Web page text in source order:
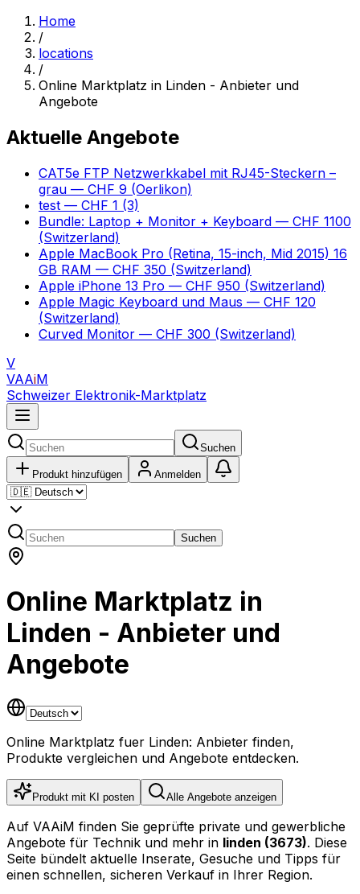
Home
/
locations
/
Online Marktplatz in Linden - Anbieter und
Angebote
Aktuelle Angebote
CAT5e FTP Netzwerkkabel mit RJ45-Steckern –
grau — CHF 9 (Oerlikon)
test — CHF 1 (3)
Bundle: Laptop + Monitor + Keyboard — CHF 1100
(Switzerland)
Apple MacBook Pro (Retina, 15-inch, Mid 2015) 16
GB RAM — CHF 350 (Switzerland)
Apple iPhone 13 Pro — CHF 950 (Switzerland)
Apple Magic Keyboard und Maus — CHF 120
(Switzerland)
Curved Monitor — CHF 300 (Switzerland)
V
VAAiM
Schweizer Elektronik-Marktplatz
Suchen
Produkt hinzufügen Anmelden
Suchen
Online Marktplatz in
Linden - Anbieter und
Angebote
Online Marktplatz fuer Linden: Anbieter finden,
Produkte vergleichen und Angebote entdecken.
Produkt mit KI posten Alle Angebote anzeigen
Auf VAAiM finden Sie geprüfte private und gewerbliche
Angebote für Technik und mehr in linden (3673). Diese
Seite bündelt aktuelle Inserate, Gesuche und Tipps für
einen schnellen, sicheren Verkauf in Ihrer Region.